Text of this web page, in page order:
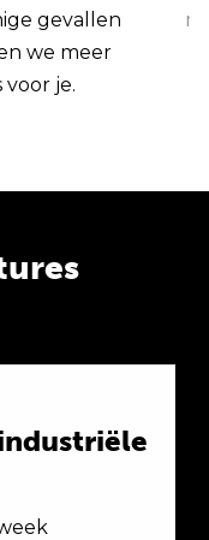
gevallen
we meer
voor je.